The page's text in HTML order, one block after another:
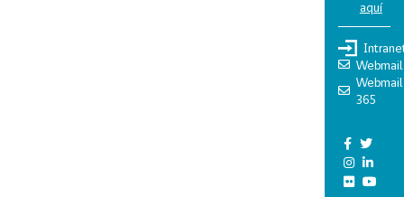
aquí
Webmail
Webmail
365